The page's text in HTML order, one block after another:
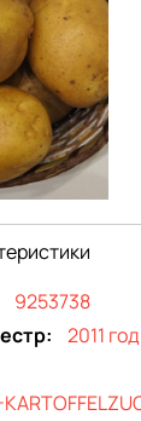
9253738
2011 год